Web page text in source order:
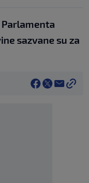
sazvane su za